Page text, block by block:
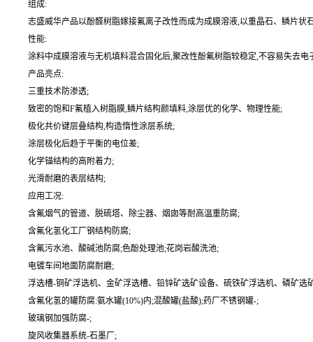
组成:
志盛威华产品以酚醛树脂嫁接氟离子改性而成为成膜溶液,以重晶石、鳞片状
性能:
涂料中成膜溶液与无机填料混合固化后,聚改性酚氟树脂较稳定,不容易失去
产品亮点:
三重技术防渗透;
致密的饱和F氟植入树脂膜,鳞片结构颜填料,涂层优的化学、物理性能;
极化共价键层叠结构,构造惰性涂层系统;
涂层极化后趋于平衡的电位差;
化学锚结构的高附着力;
光滑耐磨的表层结构;
应用工况:
含氟烟气的管道、脱硫塔、除尘器、烟囱等耐高温重防腐;
含氟化氢化工厂钢结构防腐;
含氟污水池、酸碱池防腐;色酚处理池;花岗岩酸洗池;
电镀车间地面防腐耐磨;
浮选槽-铜矿浮选机、金矿浮选槽、铅锌矿选矿设备、硫铁矿浮选机、磷矿选
含氟化氢的罐防腐:氨水罐(10%)内;混酸罐(盐酸);药厂不锈钢罐-;
玻璃钢加强防腐-;
旋风收集器系统-石墨厂;